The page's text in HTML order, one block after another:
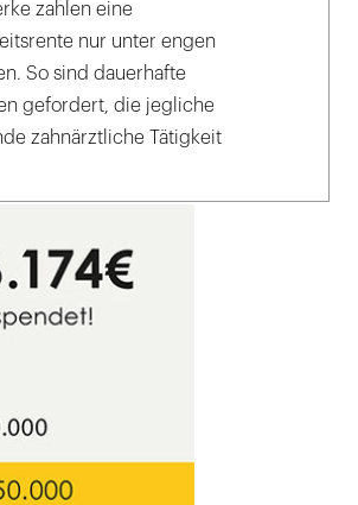
zahlen eine
nur unter engen
So sind dauerhafte
gefordert, die jegliche
zahnärztliche Tätigkeit